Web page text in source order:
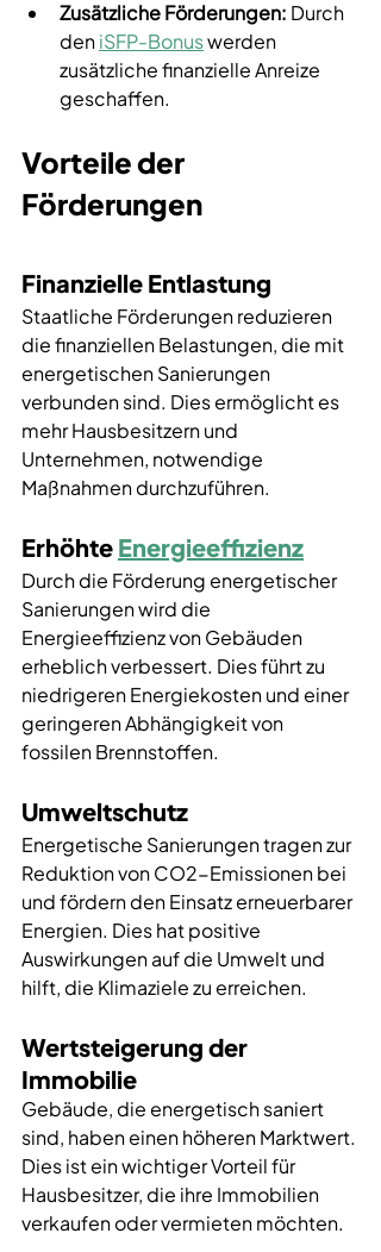
Zusätzliche Förderungen: Durch
den iSFP-Bonus werden
zusätzliche finanzielle Anreize
geschaffen.
Vorteile der
Förderungen
Finanzielle Entlastung
Staatliche Förderungen reduzieren
die finanziellen Belastungen, die mit
energetischen Sanierungen
verbunden sind. Dies ermöglicht es
mehr Hausbesitzern und
Unternehmen, notwendige
Maßnahmen durchzuführen.
Erhöhte Energieeffizienz
Durch die Förderung energetischer
Sanierungen wird die
Energieeffizienz von Gebäuden
erheblich verbessert. Dies führt zu
niedrigeren Energiekosten und einer
geringeren Abhängigkeit von
fossilen Brennstoffen.
Umweltschutz
Energetische Sanierungen tragen zur
Reduktion von CO2-Emissionen bei
und fördern den Einsatz erneuerbarer
Energien. Dies hat positive
Auswirkungen auf die Umwelt und
hilft, die Klimaziele zu erreichen.
Wertsteigerung der
Immobilie
Gebäude, die energetisch saniert
sind, haben einen höheren Marktwert.
Dies ist ein wichtiger Vorteil für
Hausbesitzer, die ihre Immobilien
verkaufen oder vermieten möchten.